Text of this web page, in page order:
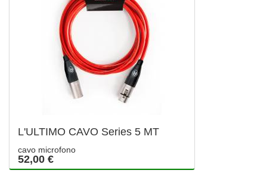
L'ULTIMO CAVO Series 5 MT
cavo microfono
52,00 €